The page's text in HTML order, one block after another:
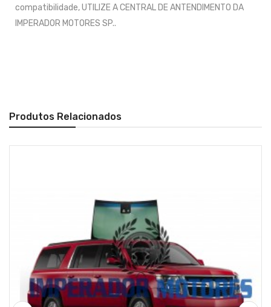
compatibilidade, UTILIZE A CENTRAL DE ANTENDIMENTO DA
IMPERADOR MOTORES SP..
Produtos Relacionados